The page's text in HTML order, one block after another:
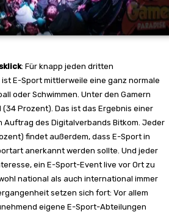
: Für knapp jeden dritten
E-Sport mittlerweile eine ganz normale
oder Schwimmen. Unter den Gamern
Prozent). Das ist das Ergebnis einer
Auftrag des Digitalverbands Bitkom. Jeder
findet außerdem, dass E-Sport in
anerkannt werden sollte. Und jeder
ein E-Sport-Event live vor Ort zu
national als auch international immer
setzen sich fort: Vor allem
eigene E-Sport-Abteilungen